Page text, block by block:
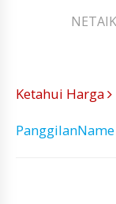
Ketahui Harga
PanggilanName